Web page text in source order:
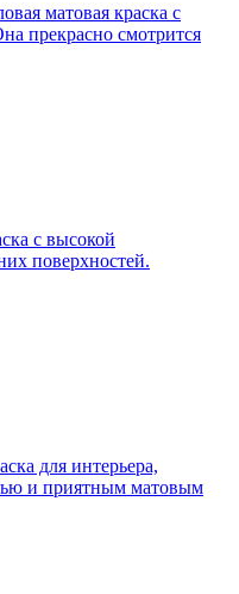
матовая краска с
прекрасно смотрится
с высокой
поверхностей.
для интерьера,
и приятным матовым